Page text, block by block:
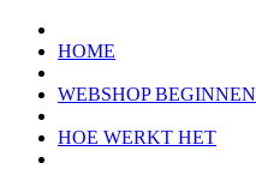
HOME
WEBSHOP BEGINNEN
HOE WERKT HET